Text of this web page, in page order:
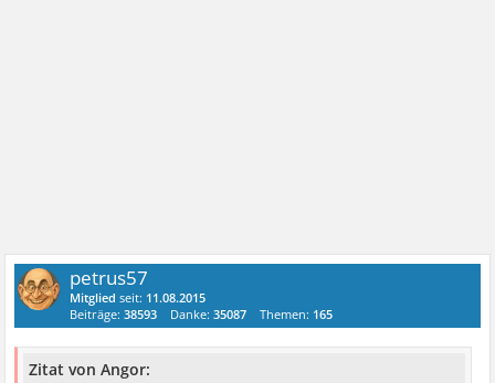
petrus57
Mitglied seit: 11.08.2015
Beiträge:38593 Danke:35087 Themen: 165
Zitat von Angor: